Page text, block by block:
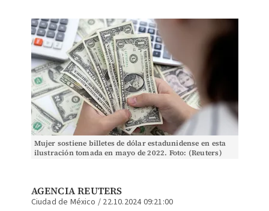
Mujer sostiene billetes de dólar estadunidense en esta
ilustración tomada en mayo de 2022. Foto: (Reuters)
AGENCIA REUTERS
Ciudad de México / 22.10.2024 09:21:00